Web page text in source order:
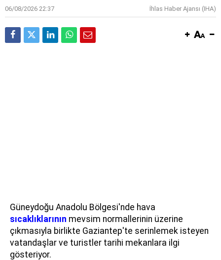
06/08/2026 22:37 İhlas Haber Ajansı (IHA)
Güneydoğu Anadolu Bölgesi'nde hava
sıcaklıklarının mevsim normallerinin üzerine
çıkmasıyla birlikte Gaziantep'te serinlemek isteyen
vatandaşlar ve turistler tarihi mekanlara ilgi
gösteriyor.